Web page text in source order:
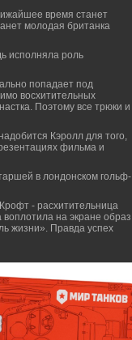
время станет
молодая британка
исполняла роль
попадает под
восхитительных
Поэтому все трюки и
Кэролл для того,
фильма и
в лондонском гольф-
- расхитительница
на экране образ
жизни». Правда успех